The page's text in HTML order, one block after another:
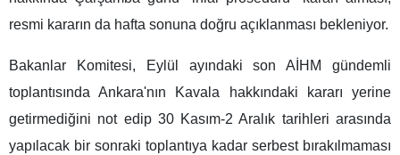
resmi kararın da hafta sonuna doğru açıklanması bekleniyor.
Bakanlar Komitesi, Eylül ayındaki son AİHM gündemli
toplantısında Ankara'nın Kavala hakkındaki kararı yerine
getirmediğini not edip 30 Kasım-2 Aralık tarihleri arasında
yapılacak bir sonraki toplantıya kadar serbest bırakılmaması